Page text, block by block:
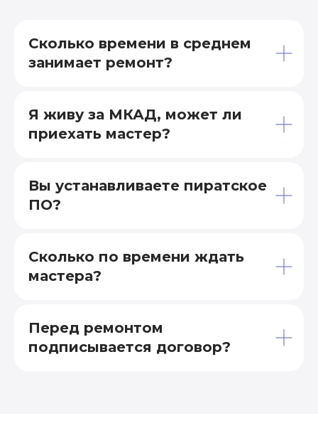
Сколько времени в среднем
занимает ремонт?
Я живу за МКАД, может ли
приехать мастер?
Вы устанавливаете пиратское
ПО?
Сколько по времени ждать
мастера?
Перед ремонтом
подписывается договор?